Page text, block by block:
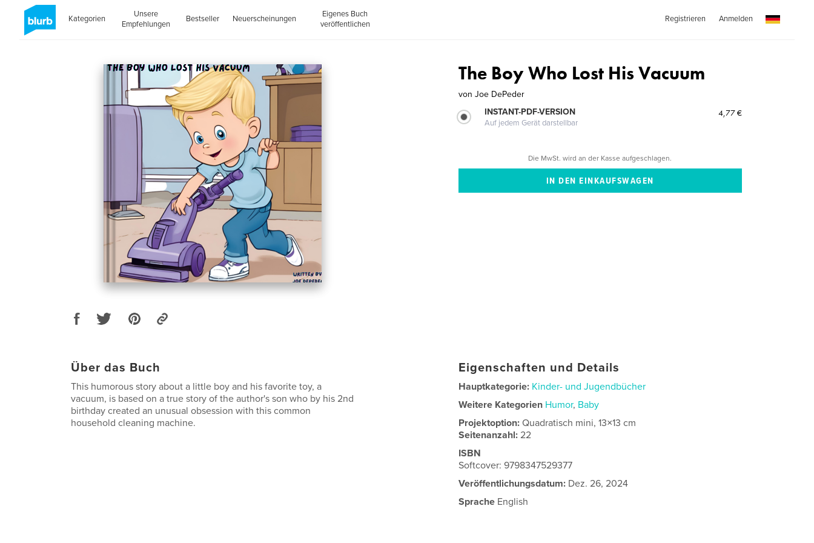
Kategorien
Unsere
Empfehlungen
Bestseller Neuerscheinungen
Eigenes Buch
veröffentlichen
Registrieren Anmelden
The Boy Who Lost His Vacuum
von Joe DePeder
INSTANT-PDF-VERSION
Auf jedem Gerät darstellbar
4,77 €
Die MwSt. wird an der Kasse aufgeschlagen.
Über das Buch
This humorous story about a little boy and his favorite toy, a
vacuum, is based on a true story of the author's son who by his 2nd
birthday created an unusual obsession with this common
household cleaning machine.
Eigenschaften und Details
Hauptkategorie: Kinder- und Jugendbücher
Weitere Kategorien Humor, Baby
Projektoption:Quadratisch mini, 13×13 cm
Seitenanzahl:22
ISBN
Softcover: 9798347529377
Veröffentlichungsdatum: Dez. 26, 2024
Sprache English